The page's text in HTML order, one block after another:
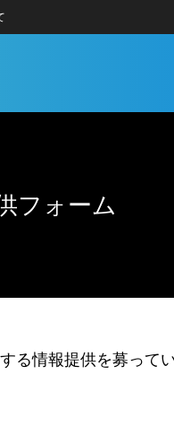
フォーム
する情報提供を募って